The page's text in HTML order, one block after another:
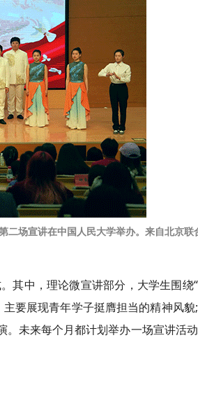
二场宣讲在中国人民大学举办。来自北京联
其中，理论微宣讲部分，大学生围绕
要展现青年学子挺膺担当的精神风貌
未来每个月都计划举办一场宣讲活